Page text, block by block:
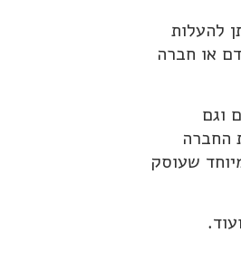
להעלות
או חברה
וגם
החברה
שעוסק